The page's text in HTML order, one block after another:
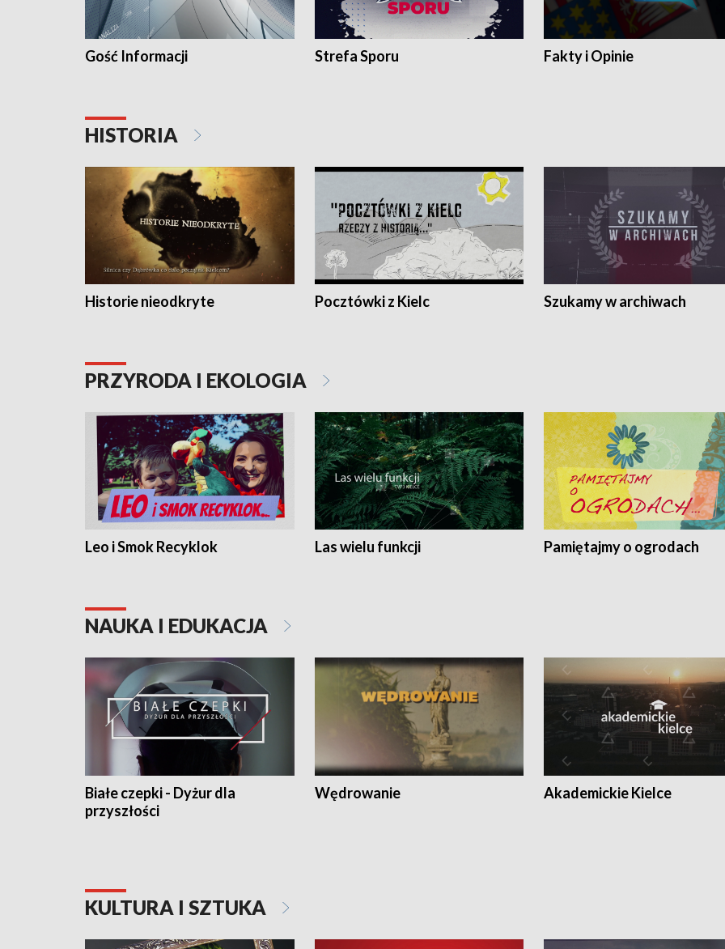
Gość Informacji Strefa Sporu Fakty i Opinie
HISTORIA
Historie nieodkryte Pocztówki z Kielc Szukamy w archiwach
PRZYRODA I EKOLOGIA
Leo i Smok Recyklok Las wielu funkcji Pamiętajmy o ogrodach
NAUKA I EDUKACJA
Białe czepki - Dyżur dla
przyszłości
Wędrowanie Akademickie Kielce
KULTURA I SZTUKA